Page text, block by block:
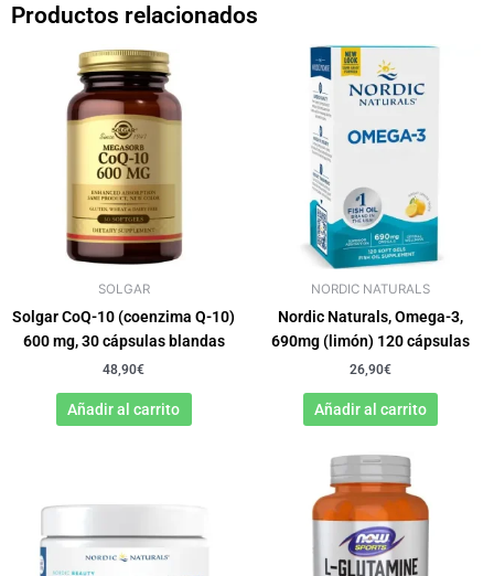
Productos relacionados
SOLGAR
Solgar CoQ-10 (coenzima Q-10)
600 mg, 30 cápsulas blandas
48,90€
Añadir al carrito
NORDIC NATURALS
Nordic Naturals, Omega-3,
690mg (limón) 120 cápsulas
26,90€
Añadir al carrito